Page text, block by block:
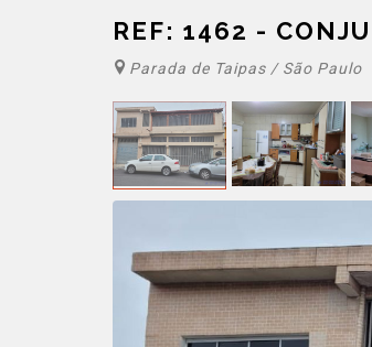
REF: 1462 -
Parada de Taipas / São Paulo